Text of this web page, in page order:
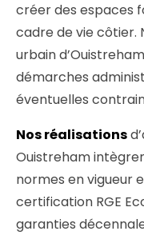
créer des espaces
cadre de vie côtier.
urbain
démarches
éventuelles
Nos réalisations
Ouistreham
normes en vigueur
certification RGE
garanties